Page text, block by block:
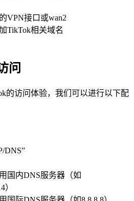
VPN接口或wan2
TikTok相关域名
问
的访问体验，我们可以进行以下配
DNS”
国内DNS服务器（如
）